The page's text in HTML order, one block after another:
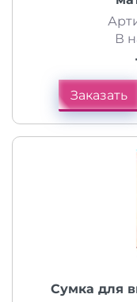
В
Заказать
Сумка для